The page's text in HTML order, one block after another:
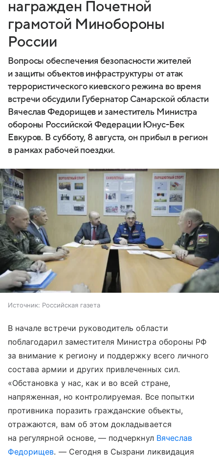
награжден Почетной
грамотой Минобороны
России
Вопросы обеспечения безопасности жителей
и защиты объектов инфраструктуры от атак
террористического киевского режима во время
встречи обсудили Губернатор Самарской области
Вячеслав Федорищев и заместитель Министра
обороны Российской Федерации Юнус-Бек
Евкуров. В субботу, 8 августа, он прибыл в регион
в рамках рабочей поездки.
Источник: Российская газета
В начале встречи руководитель области
поблагодарил заместителя Министра обороны РФ
за внимание к региону и поддержку всего личного
состава армии и других привлеченных сил.
«Обстановка у нас, как и во всей стране,
напряженная, но контролируемая. Все попытки
противника поразить гражданские объекты,
отражаются, вам об этом докладывается
на регулярной основе, — подчеркнул Вячеслав
Федорищев. — Сегодня в Сызрани ликвидация